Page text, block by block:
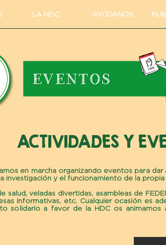
ACTIVIDADES Y
en marcha organizando eventos para
investigación y el funcionamiento de la
salud, veladas divertidas, asambleas de
informativas, etc. Cualquier ocasión es
solidario a favor de la HDC os
LA HDC AYÚDANOS